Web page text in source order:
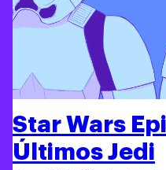
Star Wars
Últimos Jedi